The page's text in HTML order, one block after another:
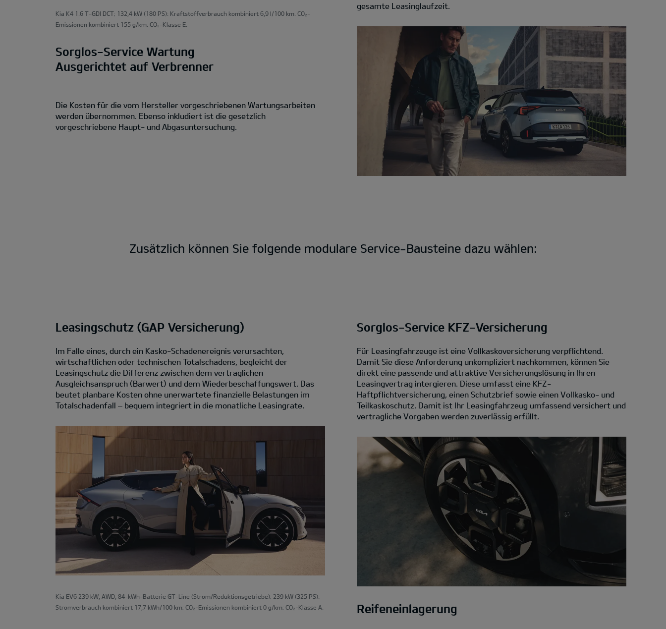
Kia K4 1.6 T-GDI DCT; 132,4 kW (180 PS): Kraftstoffverbrauch kombiniert 6,9 l/100 km. CO₂-
Emissionen kombiniert 155 g/km. CO₂-Klasse E.
Sorglos-Service Wartung
Ausgerichtet auf Verbrenner
Die Kosten für die vom Hersteller vorgeschriebenen Wartungsarbeiten
werden übernommen. Ebenso inkludiert ist die gesetzlich
vorgeschriebene Haupt- und Abgasuntersuchung.
gesamte Leasinglaufzeit.
Zusätzlich können Sie folgende modulare Service-Bausteine dazu wählen:
Leasingschutz (GAP Versicherung)
Im Falle eines, durch ein Kasko-Schadenereignis verursachten,
wirtschaftlichen oder technischen Totalschadens, begleicht der
Leasingschutz die Differenz zwischen dem vertraglichen
Ausgleichsanspruch (Barwert) und dem Wiederbeschaffungswert. Das
beutet planbare Kosten ohne unerwartete finanzielle Belastungen im
Totalschadenfall – bequem integriert in die monatliche Leasingrate.
Kia EV6 239 kW, AWD, 84-kWh-Batterie GT-Line (Strom/Reduktionsgetriebe); 239 kW (325 PS):
Stromverbrauch kombiniert 17,7 kWh/100 km; CO₂-Emissionen kombiniert 0 g/km; CO₂-Klasse A.
Sorglos-Service KFZ-Versicherung
Für Leasingfahrzeuge ist eine Vollkaskoversicherung verpflichtend.
Damit Sie diese Anforderung unkompliziert nachkommen, können Sie
direkt eine passende und attraktive Versicherungslösung in Ihren
Leasingvertrag intergieren. Diese umfasst eine KFZ-
Haftpflichtversicherung, einen Schutzbrief sowie einen Vollkasko- und
Teilkaskoschutz. Damit ist Ihr Leasingfahrzeug umfassend versichert und
vertragliche Vorgaben werden zuverlässig erfüllt.
Reifeneinlagerung